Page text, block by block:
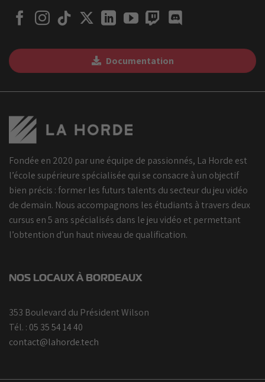
Documentation
Fondée en 2020 par une équipe de passionnés, La Horde est
l’école supérieure spécialisée qui se consacre à un objectif
bien précis : former les futurs talents du secteur du jeu vidéo
de demain. Nous accompagnons les étudiants à travers deux
cursus en 5 ans spécialisés dans le jeu vidéo et permettant
l’obtention d’un haut niveau de qualification.
NOS LOCAUX À BORDEAUX
353 Boulevard du Président Wilson
Tél. : 05 35 54 14 40
contact@lahorde.tech